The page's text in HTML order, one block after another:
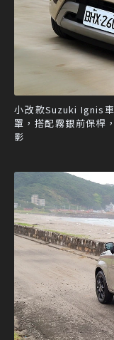
小改款Suzuki Ignis
罩，搭配霧銀前保桿
影